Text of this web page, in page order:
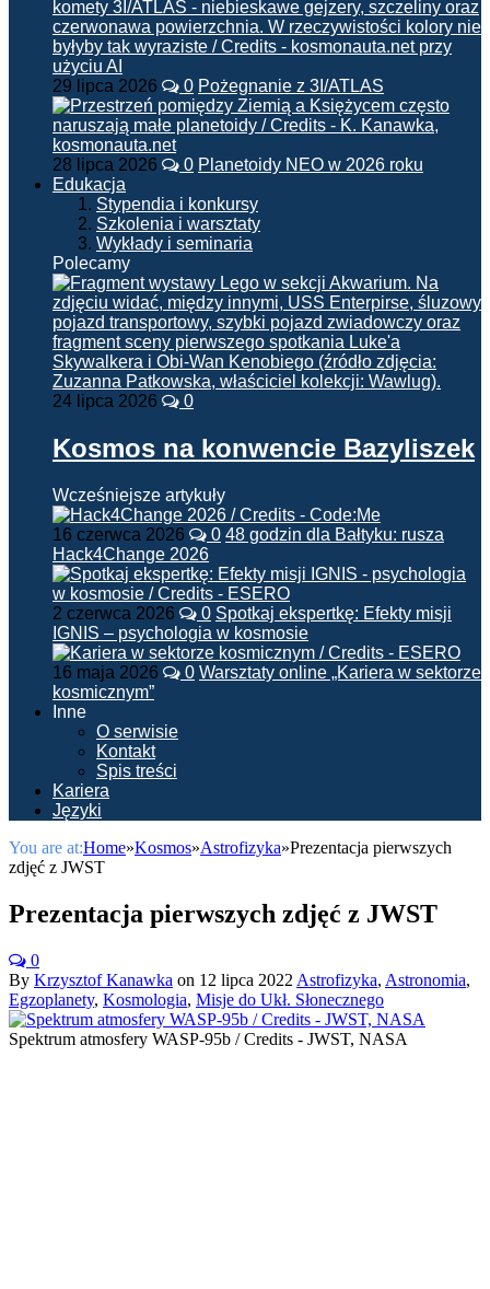
29 lipca 2026 0 Pożegnanie z 3I/ATLAS
28 lipca 2026 0 Planetoidy NEO w 2026 roku
Edukacja
Stypendia i konkursy
Szkolenia i warsztaty
Wykłady i seminaria
Polecamy
24 lipca 2026 0
Kosmos na konwencie Bazyliszek
Wcześniejsze artykuły
16 czerwca 2026 0 48 godzin dla Bałtyku: rusza
Hack4Change 2026
2 czerwca 2026 0 Spotkaj ekspertkę: Efekty misji
IGNIS – psychologia w kosmosie
16 maja 2026 0 Warsztaty online „Kariera w sektorze
kosmicznym”
Inne
O serwisie
Kontakt
Spis treści
Kariera
Języki
You are at:Home»Kosmos»Astrofizyka»Prezentacja pierwszych
zdjęć z JWST
Prezentacja pierwszych zdjęć z JWST
0
By Krzysztof Kanawka on 12 lipca 2022 Astrofizyka, Astronomia,
Egzoplanety, Kosmologia, Misje do Ukł. Słonecznego
Spektrum atmosfery WASP-95b / Credits - JWST, NASA